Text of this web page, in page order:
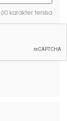
karakter tersisa